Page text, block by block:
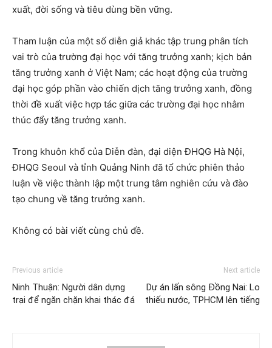
xuất, đời sống và tiêu dùng bền vững.
Tham luận của một số diễn giả khác tập trung phân tích
vai trò của trường đại học với tăng trưởng xanh; kịch bản
tăng trưởng xanh ở Việt Nam; các hoạt động của trường
đại học góp phần vào chiến dịch tăng trưởng xanh, đồng
thời đề xuất việc hợp tác giữa các trường đại học nhằm
thúc đẩy tăng trưởng xanh.
Trong khuôn khổ của Diễn đàn, đại diện ĐHQG Hà Nội,
ĐHQG Seoul và tỉnh Quảng Ninh đã tổ chức phiên thảo
luận về việc thành lập một trung tâm nghiên cứu và đào
tạo chung về tăng trưởng xanh.
Không có bài viết cùng chủ đề.
Previous article
Ninh Thuận: Người dân dựng
trại để ngăn chặn khai thác đá
Next article
Dự án lấn sông Đồng Nai: Lo
thiếu nước, TPHCM lên tiếng